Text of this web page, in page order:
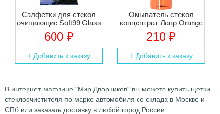
Салфетки для стекол
очищающие Soft99 Glass
Cleaning Wipes, 10 шт
600 ₽
+ Добавить к заказу
Омыватель стекол
концентрат Лавр Orange
Антимуха, 120 мл
210 ₽
+ Добавить к заказу
В интернет-магазине "Мир Дворников" вы можете купить щетки
стеклоочистителя по марке автомобиля со склада в Москве и
СПб или заказать доставку в любой город России.